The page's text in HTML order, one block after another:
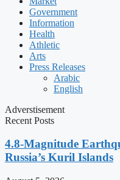
Government
Information
Health
Athletic
Arts
Press Releases
Arabic
English
Adverstisement
Recent Posts
4.8-Magnitude
Russia’s Kuril Islands